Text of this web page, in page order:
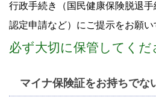
行政手続き（国民健康保険脱退
認定申請など）にご提示をお願い
必ず大切に保管してくだ
マイナ保険証をお持ちでな